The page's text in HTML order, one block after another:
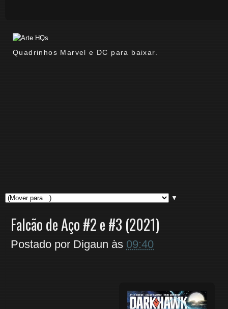
Quadrinhos Marvel e DC para baixar.
▼
Falcão de Aço #2 e #3 (2021)
Postado por Digaun às 09:40